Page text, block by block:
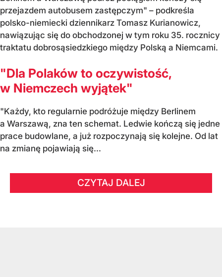
przejazdem autobusem zastępczym" – podkreśla
polsko-niemiecki dziennikarz Tomasz Kurianowicz,
nawiązując się do obchodzonej w tym roku 35. rocznicy
traktatu dobrosąsiedzkiego między Polską a Niemcami.
"Dla Polaków to oczywistość,
w Niemczech wyjątek"
"Każdy, kto regularnie podróżuje między Berlinem
a Warszawą, zna ten schemat. Ledwie kończą się jedne
prace budowlane, a już rozpoczynają się kolejne. Od lat
na zmianę pojawiają się...
CZYTAJ DALEJ